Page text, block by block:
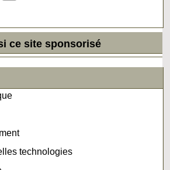
ce site sponsorisé
technologies